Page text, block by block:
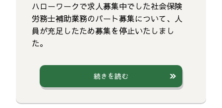
ハローワークで求人募集中でした社会保険
労務士補助業務のパート募集について、人
員が充足したため募集を停止いたしまし
た。
続きを読む